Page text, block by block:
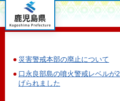
鹿児島県
災害警戒本部の廃止について
口永良部島の噴火警戒レベルが
げられました